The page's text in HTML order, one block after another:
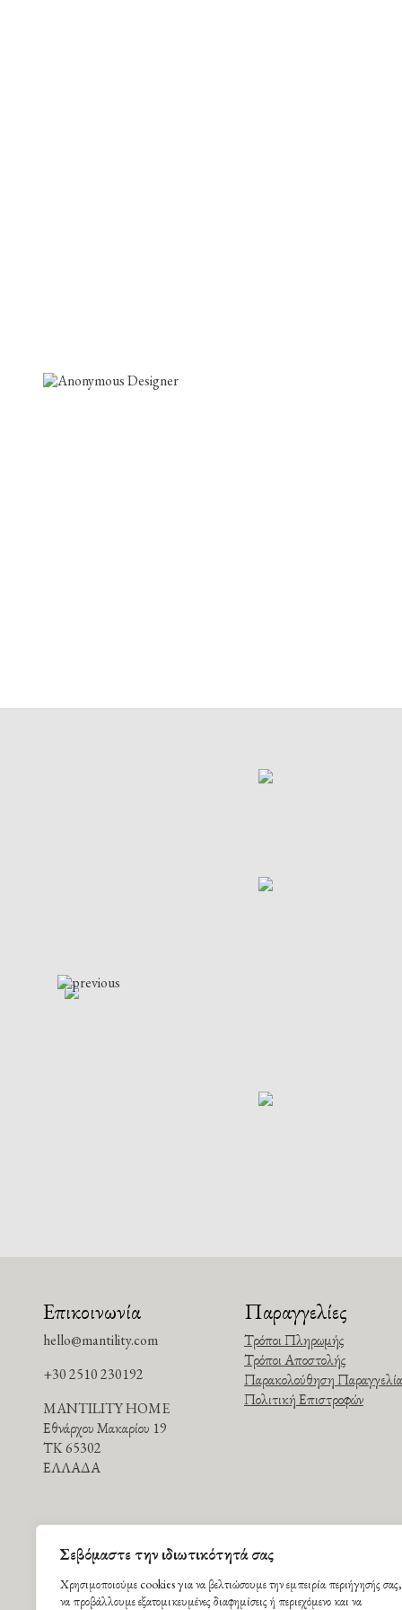
Σεβόμαστε την ιδιωτικότητά σας
Χρησιμοποιούμε cookies για να βελτιώσουμε την εμπειρία περιήγησής σας,
να προβάλλουμε εξατομικευμένες διαφημίσεις ή περιεχόμενο και να
Επικοινωνία
hello@mantility.com
+30 2510 230192
MANTILITY HOME
Εθνάρχου Μακαρίου 19
ΤΚ 65302
ΕΛΛΑΔΑ
Παραγγελίες
Τρόποι Πληρωμής
Τρόποι Αποστολής
Παρακολούθηση
Πολιτική Επιστροφών